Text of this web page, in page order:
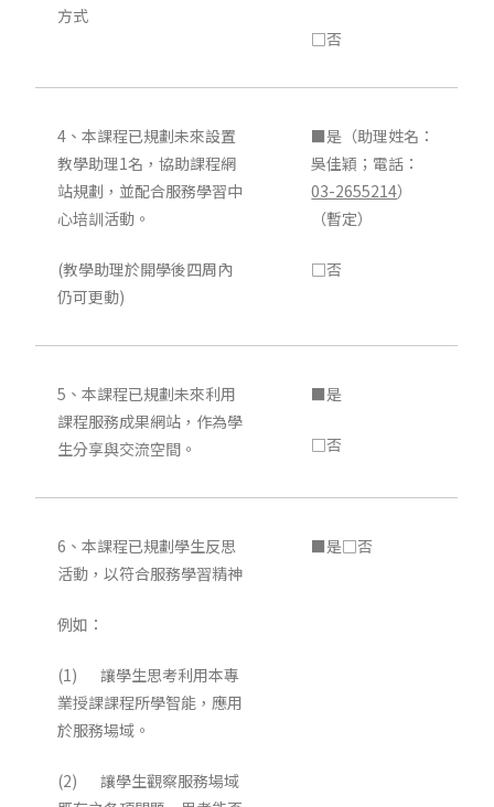
方式
□否
4、本課程已規劃未來設置
教學助理1名，協助課程網
站規劃，並配合服務學習中
心培訓活動。
(教學助理於開學後四周內
仍可更動)
■是（助理姓名：
吳佳穎；電話：
03-2655214）
（暫定）
□否
5、本課程已規劃未來利用
課程服務成果網站，作為學
生分享與交流空間。
■是
□否
6、本課程已規劃學生反思
活動，以符合服務學習精神
例如：
(1) 讓學生思考利用本專
業授課課程所學智能，應用
於服務場域。
(2) 讓學生觀察服務場域
■是□否